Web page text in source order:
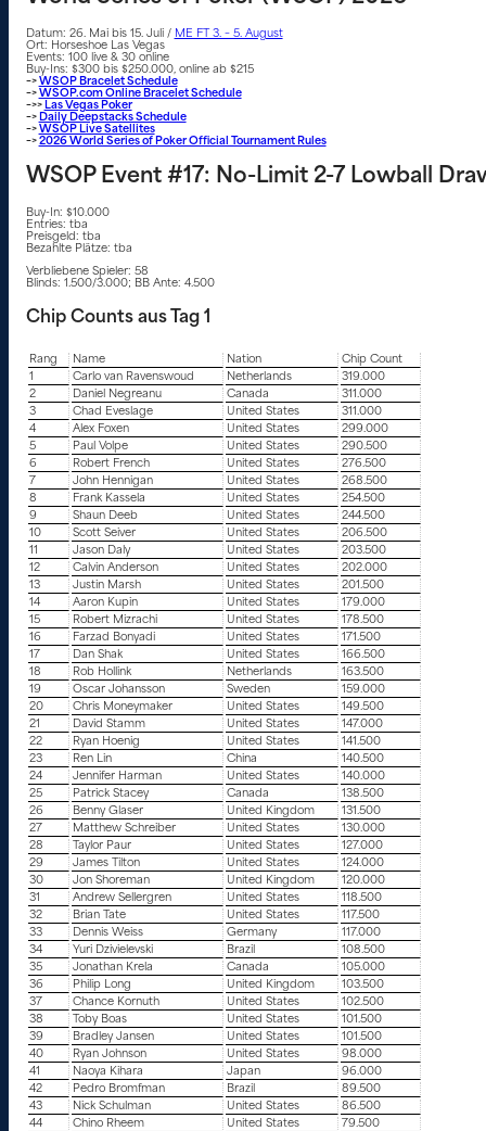
Datum: 26. Mai bis 15. Juli / ME FT 3. – 5. August
Ort: Horseshoe Las Vegas
Events: 100 live & 30 online
Buy-Ins: $300 bis $250.000, online ab $215
–>WSOP Bracelet Schedule
–>WSOP.com Online Bracelet Schedule
–>> Las Vegas Poker
–> Daily Deepstacks Schedule
–>WSOP Live Satellites
–>2026 World Series of Poker Official Tournament Rules
WSOP Event #17: No-Limit 2-7 Lowball
Buy-In: $10.000
Entries: tba
Preisgeld: tba
Bezahlte Plätze: tba
Verbliebene Spieler: 58
Blinds: 1.500/3.000; BB Ante: 4.500
Chip Counts aus Tag 1
Rang Name Nation
Chip Count
1
Carlo van Ravenswoud Netherlands
319.000
2
Daniel Negreanu Canada
311.000
3
Chad Eveslage United States
311.000
4
Alex Foxen United States
299.000
5
Paul Volpe United States
290.500
6
Robert French United States
276.500
7
John Hennigan United States
268.500
8
Frank Kassela United States
254.500
9
Shaun Deeb United States
244.500
10
Scott Seiver United States
206.500
11
Jason Daly United States
203.500
12
Calvin Anderson United States
202.000
13
Justin Marsh United States
201.500
14
Aaron Kupin United States
179.000
15
Robert Mizrachi United States
178.500
16
Farzad Bonyadi United States
171.500
17
Dan Shak United States
166.500
18
Rob Hollink Netherlands
163.500
19
Oscar Johansson Sweden
159.000
20
Chris Moneymaker United States
149.500
21
David Stamm United States
147.000
22
Ryan Hoenig United States
141.500
23
Ren Lin China
140.500
24
Jennifer Harman United States
140.000
25
Patrick Stacey Canada
138.500
26
Benny Glaser United Kingdom
131.500
27
Matthew Schreiber United States
130.000
28
Taylor Paur United States
127.000
29
James Tilton United States
124.000
30
Jon Shoreman United Kingdom
120.000
31
Andrew Sellergren United States
118.500
32
Brian Tate United States
117.500
33
Dennis Weiss Germany
117.000
34
Yuri Dzivielevski Brazil
108.500
35
Jonathan Krela Canada
105.000
36
Philip Long United Kingdom
103.500
37
Chance Kornuth United States
102.500
38
Toby Boas United States
101.500
39
Bradley Jansen United States
101.500
40
Ryan Johnson United States
98.000
41
Naoya Kihara Japan
96.000
42
Pedro Bromfman Brazil
89.500
43
Nick Schulman United States
86.500
44
Chino Rheem United States
79.500